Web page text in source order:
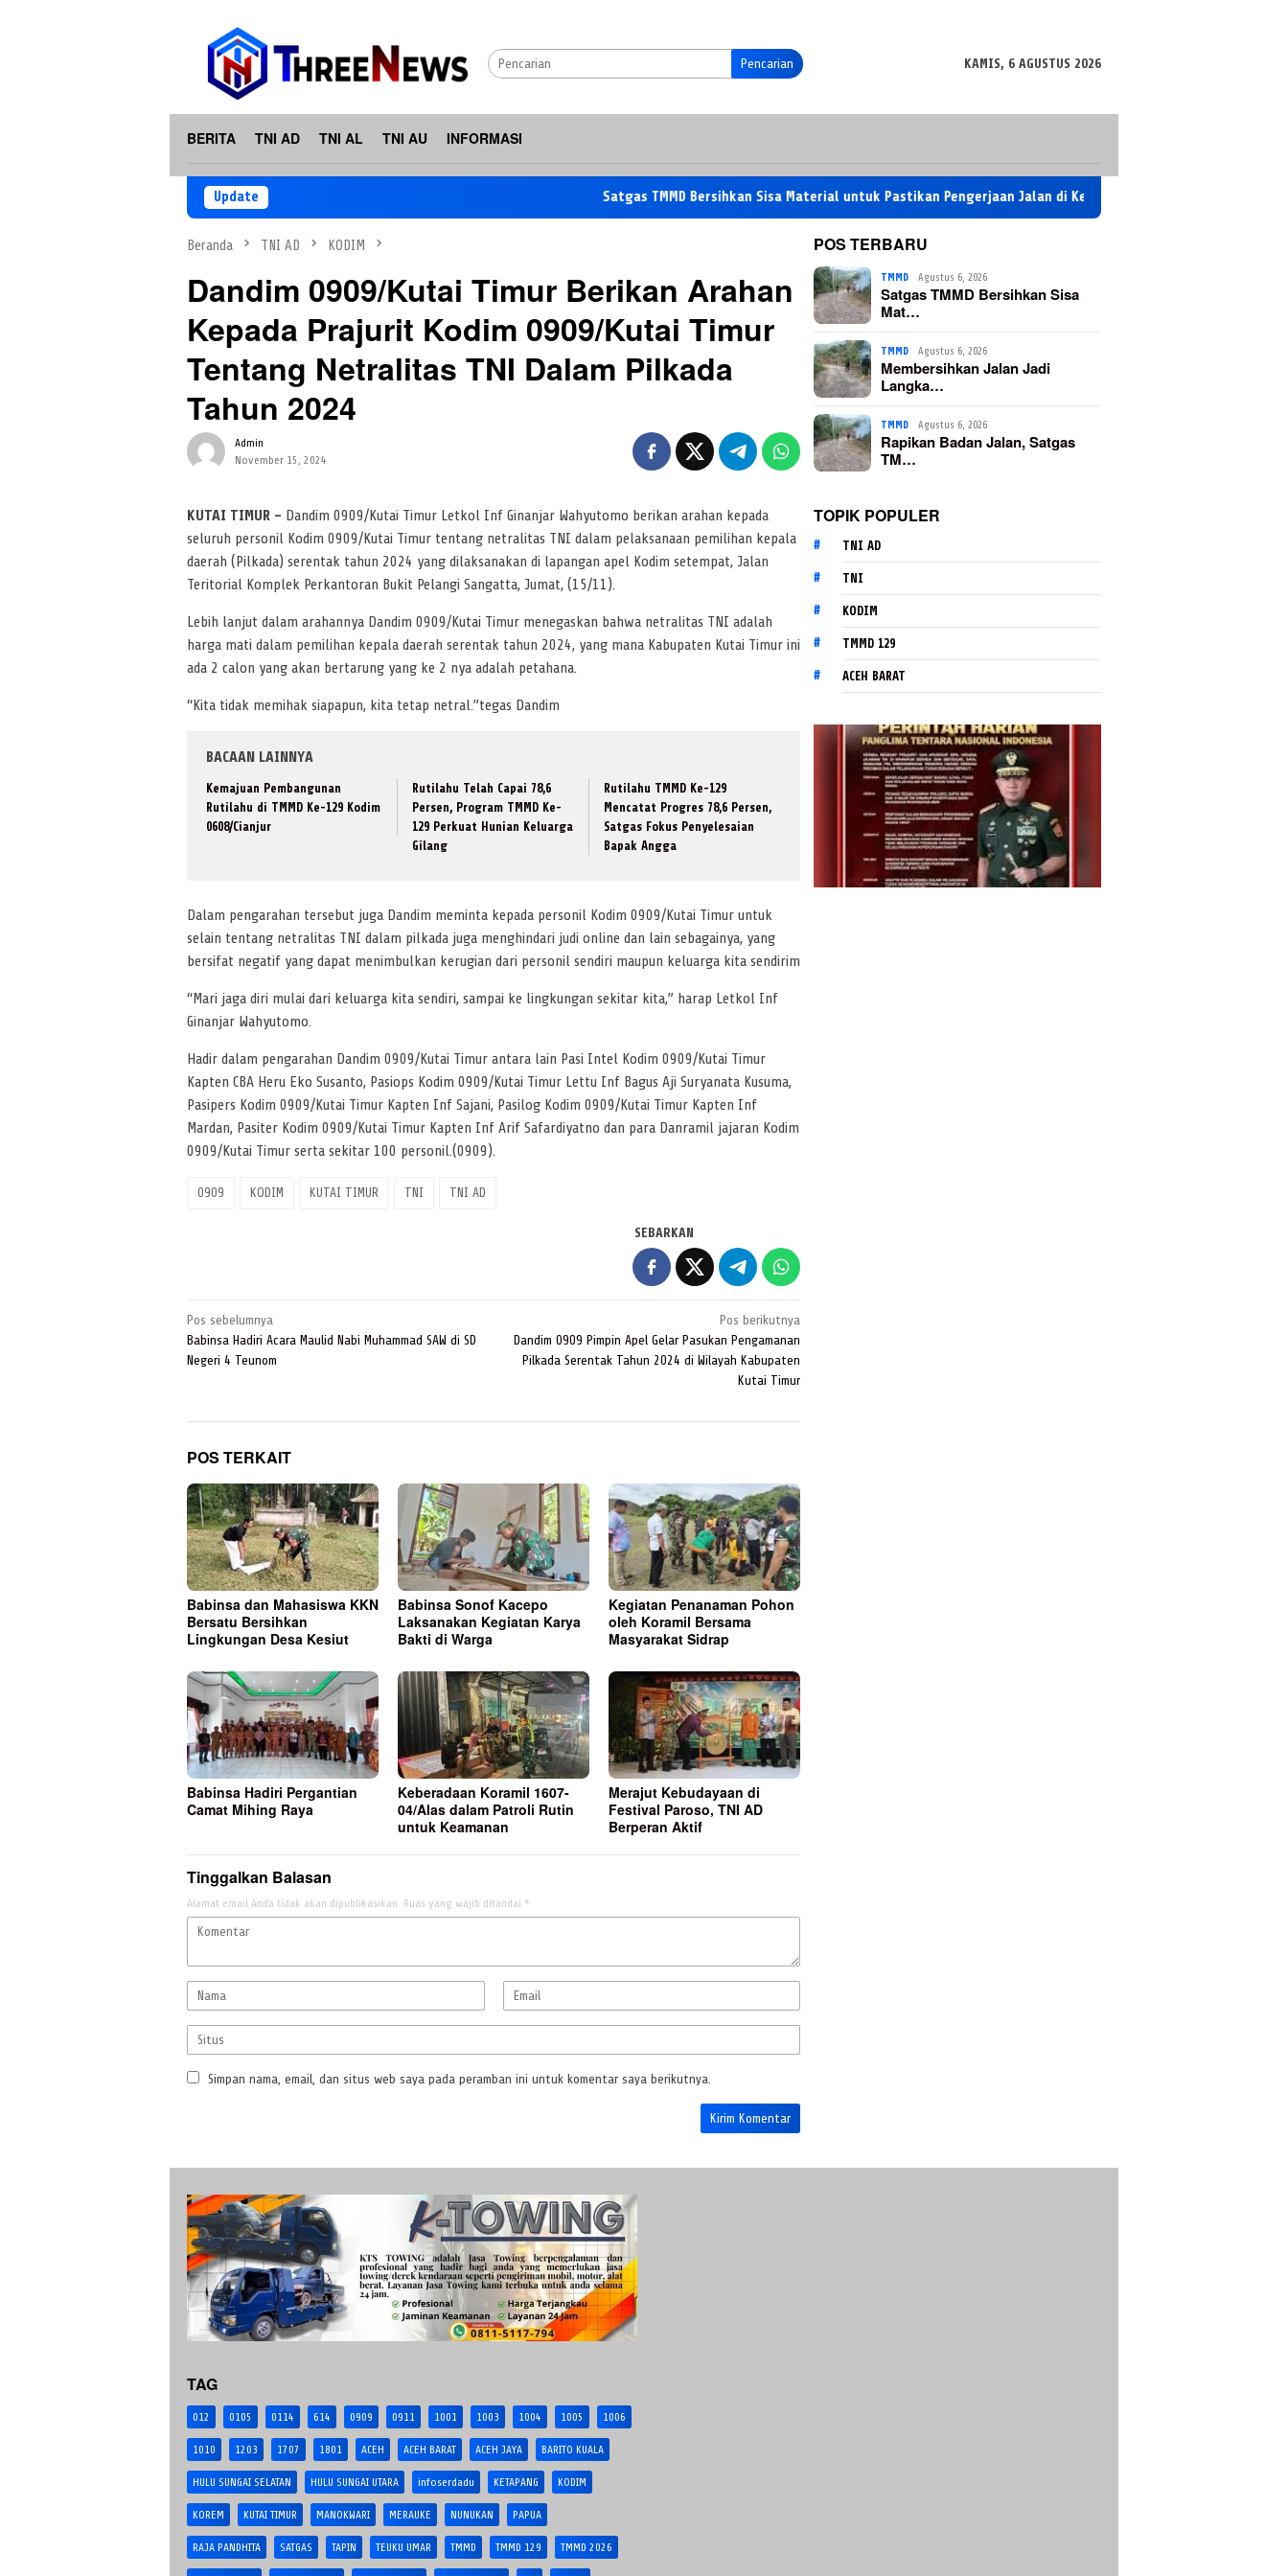
Pencarian
KAMIS, 6 AGUSTUS 2026
BERITA TNI AD TNI AL TNI AU INFORMASI
Update Satgas TMMD Bersihkan Sisa Material untuk Pastikan Pengerjaan Jalan di Kecamatan Bontocani Tetap Lancar
Beranda TNI AD KODIM
Dandim 0909/Kutai Timur Berikan Arahan
Kepada Prajurit Kodim 0909/Kutai Timur
Tentang Netralitas TNI Dalam Pilkada
Tahun 2024
Admin
November 15, 2024
KUTAI TIMUR – Dandim 0909/Kutai Timur Letkol Inf Ginanjar Wahyutomo berikan arahan kepada
seluruh personil Kodim 0909/Kutai Timur tentang netralitas TNI dalam pelaksanaan pemilihan kepala
daerah (Pilkada) serentak tahun 2024 yang dilaksanakan di lapangan apel Kodim setempat, Jalan
Teritorial Komplek Perkantoran Bukit Pelangi Sangatta, Jumat, (15/11).
Lebih lanjut dalam arahannya Dandim 0909/Kutai Timur menegaskan bahwa netralitas TNI adalah
harga mati dalam pemilihan kepala daerah serentak tahun 2024, yang mana Kabupaten Kutai Timur ini
ada 2 calon yang akan bertarung yang ke 2 nya adalah petahana.
“Kita tidak memihak siapapun, kita tetap netral.”tegas Dandim
BACAAN LAINNYA
Kemajuan Pembangunan
Rutilahu di TMMD Ke-129 Kodim
0608/Cianjur
Rutilahu Telah Capai 78,6
Persen, Program TMMD Ke-
129 Perkuat Hunian Keluarga
Gilang
Rutilahu TMMD Ke-129
Mencatat Progres 78,6 Persen,
Satgas Fokus Penyelesaian
Bapak Angga
Dalam pengarahan tersebut juga Dandim meminta kepada personil Kodim 0909/Kutai Timur untuk
selain tentang netralitas TNI dalam pilkada juga menghindari judi online dan lain sebagainya, yang
bersifat negatif yang dapat menimbulkan kerugian dari personil sendiri maupun keluarga kita sendirim
“Mari jaga diri mulai dari keluarga kita sendiri, sampai ke lingkungan sekitar kita,” harap Letkol Inf
Ginanjar Wahyutomo.
Hadir dalam pengarahan Dandim 0909/Kutai Timur antara lain Pasi Intel Kodim 0909/Kutai Timur
Kapten CBA Heru Eko Susanto, Pasiops Kodim 0909/Kutai Timur Lettu Inf Bagus Aji Suryanata Kusuma,
Pasipers Kodim 0909/Kutai Timur Kapten Inf Sajani, Pasilog Kodim 0909/Kutai Timur Kapten Inf
Mardan, Pasiter Kodim 0909/Kutai Timur Kapten Inf Arif Safardiyatno dan para Danramil jajaran Kodim
0909/Kutai Timur serta sekitar 100 personil.(0909).
0909 KODIM KUTAI TIMUR TNI TNI AD
SEBARKAN
Navigasi
pos
Pos sebelumnya
Babinsa Hadiri Acara Maulid Nabi Muhammad SAW di SD
Negeri 4 Teunom
Pos berikutnya
Dandim 0909 Pimpin Apel Gelar Pasukan Pengamanan
Pilkada Serentak Tahun 2024 di Wilayah Kabupaten
Kutai Timur
POS TERKAIT
Babinsa dan Mahasiswa KKN
Bersatu Bersihkan
Lingkungan Desa Kesiut
Babinsa Sonof Kacepo
Laksanakan Kegiatan Karya
Bakti di Warga
Kegiatan Penanaman Pohon
oleh Koramil Bersama
Masyarakat Sidrap
Babinsa Hadiri Pergantian
Camat Mihing Raya
Keberadaan Koramil 1607-
04/Alas dalam Patroli Rutin
untuk Keamanan
Merajut Kebudayaan di
Festival Paroso, TNI AD
Berperan Aktif
Tinggalkan Balasan
Alamat email Anda tidak akan dipublikasikan. Ruas yang wajib ditandai *
Simpan nama, email, dan situs web saya pada peramban ini untuk komentar saya berikutnya.
POS TERBARU
TMMD Agustus 6, 2026
Satgas TMMD Bersihkan Sisa
Mat…
TMMD Agustus 6, 2026
Membersihkan Jalan Jadi
Langka…
TMMD Agustus 6, 2026
Rapikan Badan Jalan, Satgas
TM…
TOPIK POPULER
TNI AD
TNI
KODIM
TMMD 129
ACEH BARAT
TAG
012 0105 0114 614 0909 0911 1001 1003 1004 1005 1006
1010 1203 1707 1801 ACEH ACEH BARAT ACEH JAYA BARITO KUALA
HULU SUNGAI SELATAN HULU SUNGAI UTARA infoserdadu KETAPANG KODIM
KOREM KUTAI TIMUR MANOKWARI MERAUKE NUNUKAN PAPUA
RAJA PANDHITA SATGAS TAPIN TEUKU UMAR TMMD TMMD 129 TMMD 2026